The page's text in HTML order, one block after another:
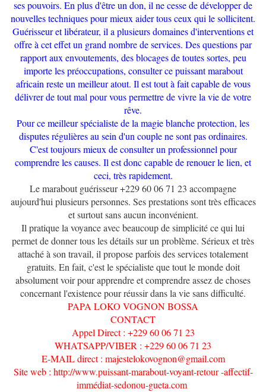
ses pouvoirs. En plus d'être un don, il ne cesse de développer de
nouvelles techniques pour mieux aider tous ceux qui le sollicitent.
Guérisseur et libérateur, il a plusieurs domaines d'interventions et
offre à cet effet un grand nombre de services. Des questions par
rapport aux envoutements, des blocages de toutes sortes, peu
importe les préoccupations, consulter ce puissant marabout
africain reste un meilleur atout. Il est tout à fait capable de vous
délivrer de tout mal pour vous permettre de vivre la vie de votre
rêve.
Pour ce meilleur spécialiste de la magie blanche protection, les
disputes régulières au sein d'un couple ne sont pas ordinaires.
C'est toujours mieux de consulter un professionnel pour
comprendre les causes. Il est donc capable de renouer le lien, et
ceci, très rapidement.
Le marabout guérisseur +229 60 06 71 23 accompagne
aujourd'hui plusieurs personnes. Ses prestations sont très efficaces
et surtout sans aucun inconvénient.
Il pratique la voyance avec beaucoup de simplicité ce qui lui
permet de donner tous les détails sur un problème. Sérieux et très
attaché à son travail, il propose parfois des services totalement
gratuits. En fait, c'est le spécialiste que tout le monde doit
absolument voir pour apprendre et comprendre assez de choses
concernant l'existence pour réussir dans la vie sans difficulté.
PAPA LOKO VOGNON BOSSA
CONTACT
Appel Direct : +229 60 06 71 23
WHATSAPP/VIBER : +229 60 06 71 23
E-MAIL direct : majestelokovognon@gmail.com
Site web : http://www.puissant-marabout-voyant-retour -affectif-
immédiat-sedonou-gueta.com